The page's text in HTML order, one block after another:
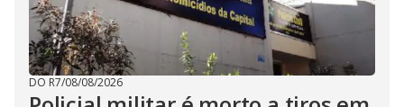
DO R7/08/08/2026